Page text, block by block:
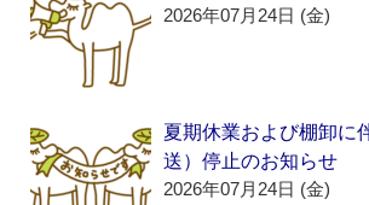
2026年07月24日 (金)
夏期休業および棚卸に
送）停止のお知らせ
2026年07月24日 (金)